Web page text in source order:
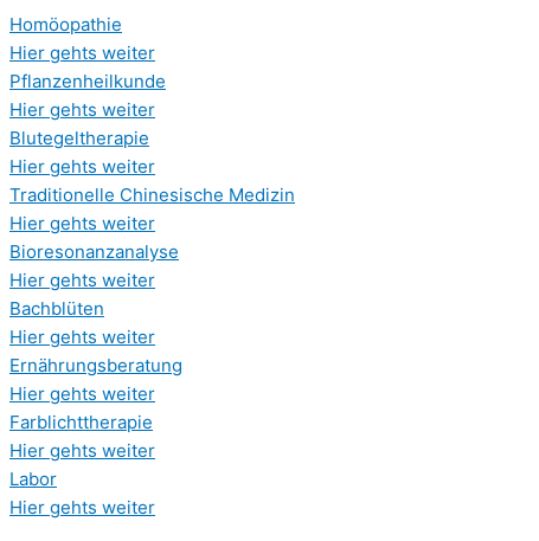
Homöopathie
Hier gehts weiter
Pflanzenheilkunde
Hier gehts weiter
Blutegeltherapie
Hier gehts weiter
Traditionelle Chinesische Medizin
Hier gehts weiter
Bioresonanzanalyse
Hier gehts weiter
Bachblüten
Hier gehts weiter
Ernährungsberatung
Hier gehts weiter
Farblichttherapie
Hier gehts weiter
Labor
Hier gehts weiter